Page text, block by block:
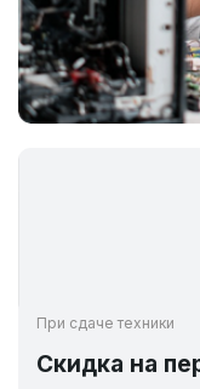
При сдаче техники
Скидка на